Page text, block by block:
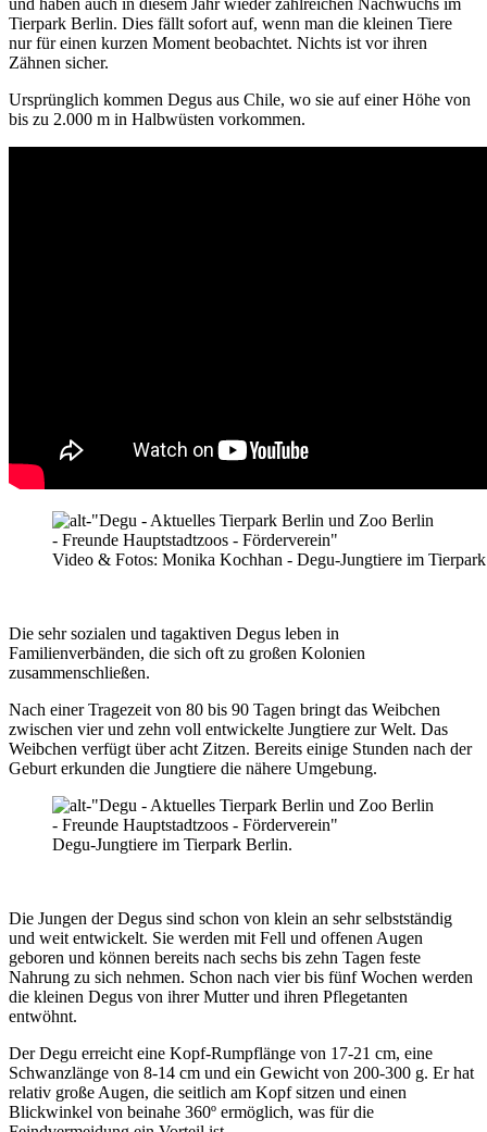
Tierpark Berlin. Dies fällt sofort auf, wenn man die kleinen Tiere
nur für einen kurzen Moment beobachtet. Nichts ist vor ihren
Zähnen sicher.
Ursprünglich kommen Degus aus Chile, wo sie auf einer Höhe von
bis zu 2.000 m in Halbwüsten vorkommen.
Video & Fotos: Monika Kochhan - Degu-Jungtiere im
Die sehr sozialen und tagaktiven Degus leben in
Familienverbänden, die sich oft zu großen Kolonien
zusammenschließen.
Nach einer Tragezeit von 80 bis 90 Tagen bringt das Weibchen
zwischen vier und zehn voll entwickelte Jungtiere zur Welt. Das
Weibchen verfügt über acht Zitzen. Bereits einige Stunden nach der
Geburt erkunden die Jungtiere die nähere Umgebung.
Degu-Jungtiere im Tierpark Berlin.
Die Jungen der Degus sind schon von klein an sehr selbstständig
und weit entwickelt. Sie werden mit Fell und offenen Augen
geboren und können bereits nach sechs bis zehn Tagen feste
Nahrung zu sich nehmen. Schon nach vier bis fünf Wochen werden
die kleinen Degus von ihrer Mutter und ihren Pflegetanten
entwöhnt.
Der Degu erreicht eine Kopf-Rumpflänge von 17-21 cm, eine
Schwanzlänge von 8-14 cm und ein Gewicht von 200-300 g. Er hat
relativ große Augen, die seitlich am Kopf sitzen und einen
Blickwinkel von beinahe 360º ermöglich, was für die